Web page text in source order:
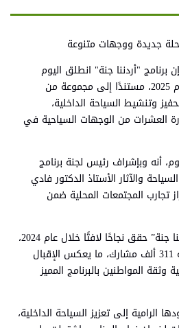
جديدة ووجهات متنوعة
برنامج "أردننا جنة" انطلق اليوم
الخميس، بحلته الجديدة للعام 2025، مستندًا إلى مجموعة من
وتنشيط السياحة الداخلية،
العشرات من الوجهات السياحية في
أنه وبإشراف رئيس لجنة برنامج
والآثار الأستاذ الدكتور فادي
تجارب المجتمعات المحلية ضمن
واشارت، الى أن برنامج “أردننا جنة” حقق نجاحًا لافتًا خلال عام 2024،
حيث بلغ عدد المشاركين فيه 311 ألف مشارك، ما يعكس الإقبال
وثقة المواطنين بالبرنامج المميز
الرامية إلى تعزيز السياحة الداخلية،